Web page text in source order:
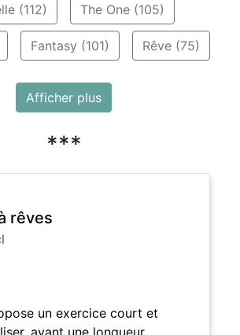
(112) The One (105)
Fantasy (101) Rêve (75)
Afficher plus
***
rêves
un exercice court et
ayant une longueur